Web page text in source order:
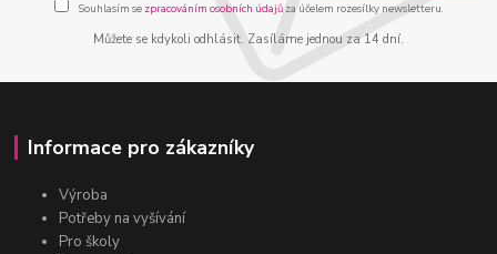
Souhlasím se zpracováním osobních údajůza účelem rozesílky newsletteru.
Můžete se kdykoli odhlásit. Zasíláme jednou za 14 dní.
Informace pro zákazníky
Výroba
Potřeby na vyšívání
Pro školy